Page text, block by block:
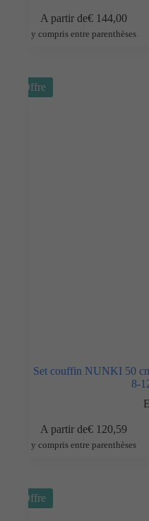
A partir de€ 144,00
y compris entre parenthèses
Offre
Set couffin NUNKI 50
8-
A partir de€ 120,59
y compris entre parenthèses
Offre